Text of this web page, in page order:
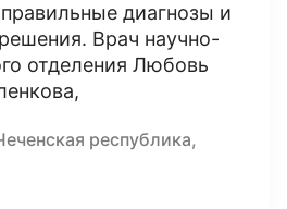
диагнозы и
Врач научно-
отделения Любовь
республика,